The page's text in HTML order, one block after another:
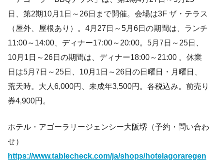
日、第2期10月1日～26日まで開催。会場は3F ザ・テラス
（屋外、屋根あり）。4月27日～5月6日の期間は、ランチ
11:00～14:00、ディナー17:00～20:00。5月7日～25日、
10月1日～26日の期間は、ディナー18:00～21:00 。休業
日は5月7日～25日、10月1日～26日の日曜日・月曜日、
荒天時。大人6,000円、未成年3,500円。各税込み。前売り
券4,900円。
ホテル・アゴーラリージェンシー大阪堺（予約・問い合わ
せ）
https://www.tablecheck.com/ja/shops/hotelagoraregen